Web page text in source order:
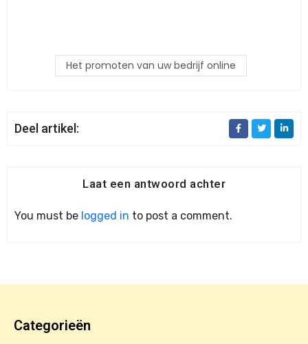
Het promoten van uw bedrijf online
Deel artikel:
Laat een antwoord achter
You must be logged in to post a comment.
Categorieën